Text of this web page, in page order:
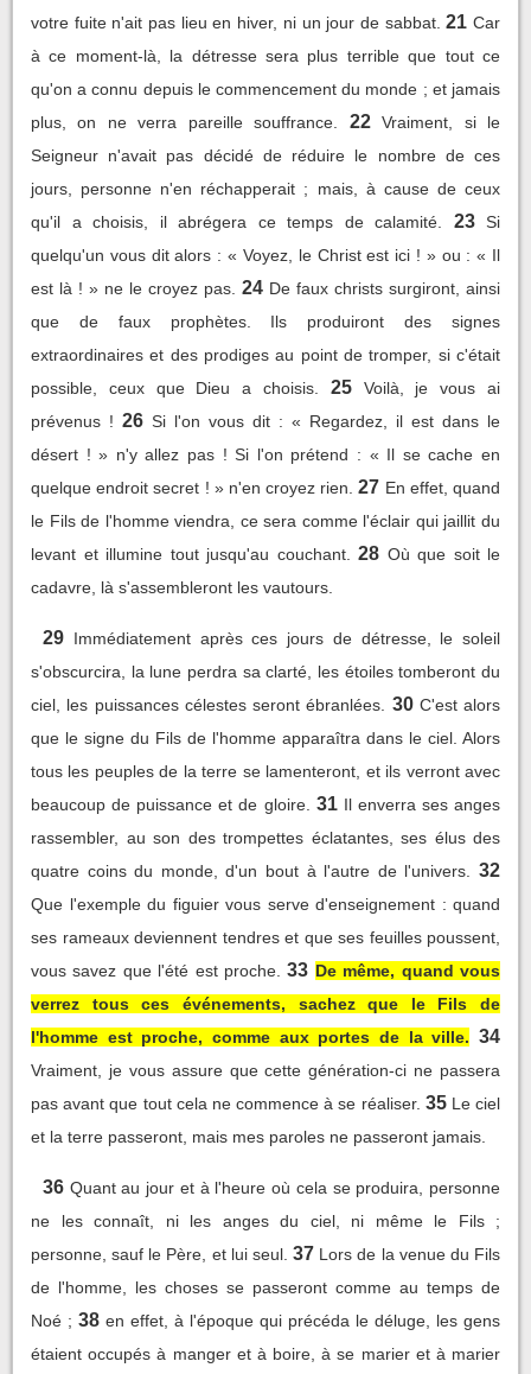
votre fuite n'ait pas lieu en hiver, ni un jour de sabbat. 21 Car
à ce moment-là, la détresse sera plus terrible que tout ce
qu'on a connu depuis le commencement du monde ; et jamais
plus, on ne verra pareille souffrance.
22 Vraiment, si le
Seigneur n'avait pas décidé de réduire le nombre de ces
jours, personne n'en réchapperait ; mais, à cause de ceux
qu'il a choisis, il abrégera ce temps de calamité.
23 Si
quelqu'un vous dit alors : « Voyez, le Christ est ici ! » ou : « Il
est là ! » ne le croyez pas. 24 De faux christs surgiront, ainsi
que de faux prophètes. Ils produiront des signes
extraordinaires et des prodiges au point de tromper, si c'était
possible, ceux que Dieu a choisis.
25
Voilà, je vous ai
prévenus ! 26 Si l'on vous dit : « Regardez, il est dans le
désert ! » n'y allez pas ! Si l'on prétend : « Il se cache en
quelque endroit secret ! » n'en croyez rien. 27 En effet, quand
le Fils de l'homme viendra, ce sera comme l'éclair qui jaillit du
levant et illumine tout jusqu'au couchant.
28 Où que soit le
cadavre, là s'assembleront les vautours.
29 Immédiatement après ces jours de détresse, le soleil
s'obscurcira, la lune perdra sa clarté, les étoiles tomberont du
ciel, les puissances célestes seront ébranlées.
30 C'est alors
que le signe du Fils de l'homme apparaîtra dans le ciel. Alors
tous les peuples de la terre se lamenteront, et ils verront avec
beaucoup de puissance et de gloire. 31 Il enverra ses anges
rassembler, au son des trompettes éclatantes, ses élus des
quatre coins du monde, d'un bout à l'autre de l'univers.
32
Que l'exemple du figuier vous serve d'enseignement : quand
ses rameaux deviennent tendres et que ses feuilles poussent,
vous savez que l'été est proche. 33 De même, quand vous
verrez tous ces événements, sachez que le Fils de
l'homme est proche, comme aux portes de la ville. 34
Vraiment, je vous assure que cette génération-ci ne passera
pas avant que tout cela ne commence à se réaliser. 35 Le ciel
et la terre passeront, mais mes paroles ne passeront jamais.
36 Quant au jour et à l'heure où cela se produira, personne
ne les connaît, ni les anges du ciel, ni même le Fils ;
personne, sauf le Père, et lui seul. 37 Lors de la venue du Fils
de l'homme, les choses se passeront comme au temps de
Noé ; 38 en effet, à l'époque qui précéda le déluge, les gens
étaient occupés à manger et à boire, à se marier et à marier